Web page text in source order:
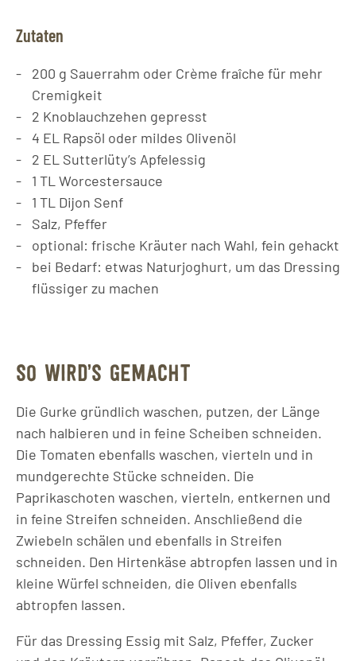
Zutaten
200 g Sauerrahm oder Crème fraîche für mehr
Cremigkeit
2 Knoblauchzehen gepresst
4 EL Rapsöl oder mildes Olivenöl
2 EL Sutterlüty’s Apfelessig
1 TL Worcestersauce
1 TL Dijon Senf
Salz, Pfeffer
optional: frische Kräuter nach Wahl, fein gehackt
bei Bedarf: etwas Naturjoghurt, um das Dressing
flüssiger zu machen
SO WIRD’S GEMACHT
Die Gurke gründlich waschen, putzen, der Länge
nach halbieren und in feine Scheiben schneiden.
Die Tomaten ebenfalls waschen, vierteln und in
mundgerechte Stücke schneiden. Die
Paprikaschoten waschen, vierteln, entkernen und
in feine Streifen schneiden. Anschließend die
Zwiebeln schälen und ebenfalls in Streifen
schneiden. Den Hirtenkäse abtropfen lassen und in
kleine Würfel schneiden, die Oliven ebenfalls
abtropfen lassen.
Für das Dressing Essig mit Salz, Pfeffer, Zucker